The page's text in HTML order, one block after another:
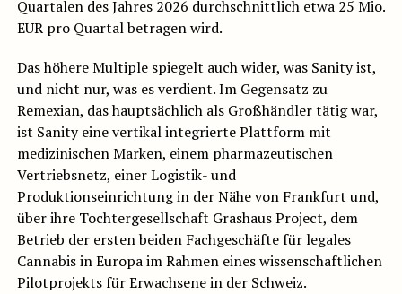
Quartalen des Jahres 2026 durchschnittlich etwa 25 Mio.
EUR pro Quartal betragen wird.
Das höhere Multiple spiegelt auch wider, was Sanity ist,
und nicht nur, was es verdient. Im Gegensatz zu
Remexian, das hauptsächlich als Großhändler tätig war,
ist Sanity eine vertikal integrierte Plattform mit
medizinischen Marken, einem pharmazeutischen
Vertriebsnetz, einer Logistik- und
Produktionseinrichtung in der Nähe von Frankfurt und,
über ihre Tochtergesellschaft Grashaus Project, dem
Betrieb der ersten beiden Fachgeschäfte für legales
Cannabis in Europa im Rahmen eines wissenschaftlichen
Pilotprojekts für Erwachsene in der Schweiz.